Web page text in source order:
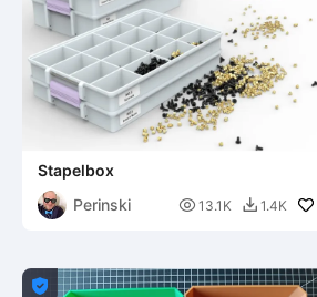
Stapelbox
Perinski
 13.1K  1.4K
